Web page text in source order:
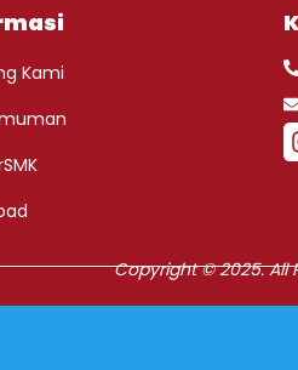
Kami
Copyright © 2025. All